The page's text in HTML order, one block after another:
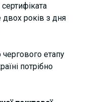
двох років з дня
етапу
потрібно